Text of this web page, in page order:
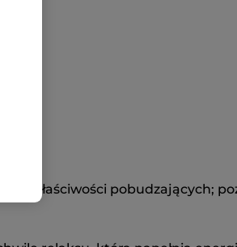
właściwości pobudzających;